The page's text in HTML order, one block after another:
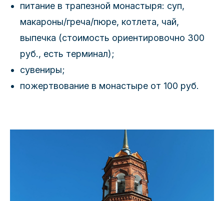
питание в трапезной монастыря: суп,
макароны/греча/пюре, котлета, чай,
выпечка (стоимость ориентировочно 300
руб., есть терминал);
сувениры;
пожертвование в монастыре от 100 руб.